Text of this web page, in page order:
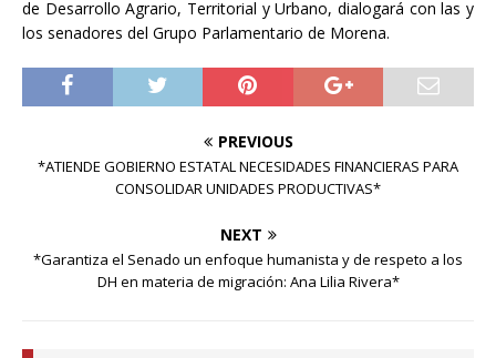
de Desarrollo Agrario, Territorial y Urbano, dialogará con las y
los senadores del Grupo Parlamentario de Morena.
PREVIOUS
*ATIENDE GOBIERNO ESTATAL NECESIDADES FINANCIERAS PARA
CONSOLIDAR UNIDADES PRODUCTIVAS*
NEXT
*Garantiza el Senado un enfoque humanista y de respeto a los
DH en materia de migración: Ana Lilia Rivera*